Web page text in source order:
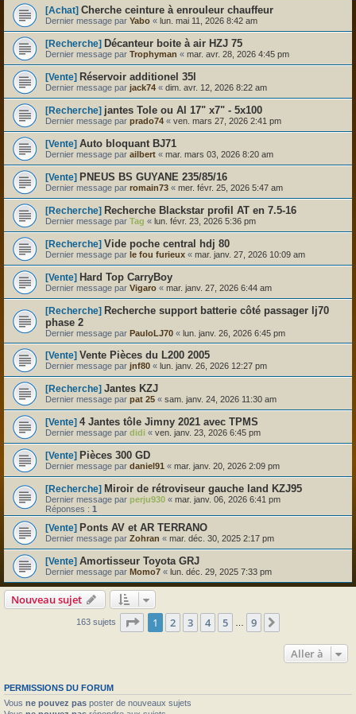
[Achat] Cherche ceinture à enrouleur chauffeur
Dernier message par Yabo « lun. mai 11, 2026 8:42 am
[Recherche] Décanteur boite à air HZJ 75
Dernier message par Trophyman « mar. avr. 28, 2026 4:45 pm
[Vente] Réservoir additionel 35l
Dernier message par jack74 « dim. avr. 12, 2026 8:22 am
[Recherche] jantes Tole ou Al 17" x7" - 5x100
Dernier message par prado74 « ven. mars 27, 2026 2:41 pm
[Vente] Auto bloquant BJ71
Dernier message par ailbert « mar. mars 03, 2026 8:20 am
[Vente] PNEUS BS GUYANE 235/85/16
Dernier message par romain73 « mer. févr. 25, 2026 5:47 am
[Recherche] Recherche Blackstar profil AT en 7.5-16
Dernier message par Tag « lun. févr. 23, 2026 5:36 pm
[Recherche] Vide poche central hdj 80
Dernier message par le fou furieux « mar. janv. 27, 2026 10:09 am
[Vente] Hard Top CarryBoy
Dernier message par Vigaro « mar. janv. 27, 2026 6:44 am
[Recherche] Recherche support batterie côté passager lj70
phase 2
Dernier message par PauloLJ70 « lun. janv. 26, 2026 6:45 pm
[Vente] Vente Pièces du L200 2005
Dernier message par jnf80 « lun. janv. 26, 2026 12:27 pm
[Recherche] Jantes KZJ
Dernier message par pat 25 « sam. janv. 24, 2026 11:30 am
[Vente] 4 Jantes tôle Jimny 2021 avec TPMS
Dernier message par didi « ven. janv. 23, 2026 6:45 pm
[Vente] Pièces 300 GD
Dernier message par daniel91 « mar. janv. 20, 2026 2:09 pm
[Recherche] Miroir de rétroviseur gauche land KZJ95
Dernier message par perju930 « mar. janv. 06, 2026 6:41 pm
Réponses : 1
[Vente] Ponts AV et AR TERRANO
Dernier message par Zohran « mar. déc. 30, 2025 2:17 pm
[Vente] Amortisseur Toyota GRJ
Dernier message par Momo7 « lun. déc. 29, 2025 7:33 pm
Nouveau sujet
163 sujets Page 1sur9
1 2 3 4 5 9
Aller à
PERMISSIONS DU FORUM
Vous ne pouvez pas poster de nouveaux sujets